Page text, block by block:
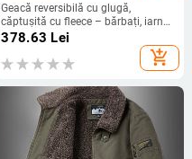
Geacă reversibilă cu glugă,
căptușită cu fleece – bărbați, iarna
2025
378.63 Lei
add_shopping_cart